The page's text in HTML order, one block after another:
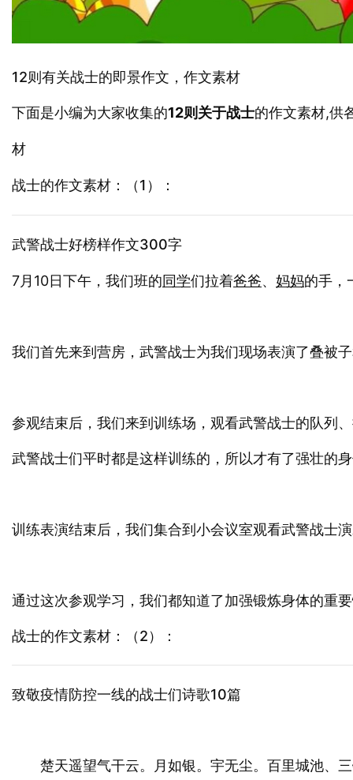
12则有关战士的即景作文，作文素材
下面是小编为大家收集的12则关于战士的作文素材,供
材
战士的作文素材：（1）：
武警战士好榜样作文300字
7月10日下午，我们班的同学们拉着爸爸、 妈妈的手，
我们首先来到营房，武警战士为我们现场表演了叠被
参观结束后，我们来到训练场，观看武警战士的队列
武警战士们平时都是这样训练的，所以才有了强壮的
训练表演结束后，我们集合到小会议室观看武警战士
通过这次参观学习，我们都知道了加强锻炼身体的重
战士的作文素材：（2）：
致敬疫情防控一线的战士们诗歌10篇
楚天遥望气干云。月如银。宇无尘。百里城池、三